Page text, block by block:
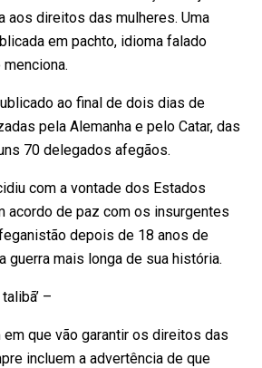
aos direitos das mulheres. Uma
em pachto, idioma falado
ao final de dois dias de
pela Alemanha e pelo Catar, das
70 delegados afegãos.
com a vontade dos Estados
acordo de paz com os insurgentes
depois de 18 anos de
guerra mais longa de sua história.
–
que vão garantir os direitos das
incluem a advertência de que